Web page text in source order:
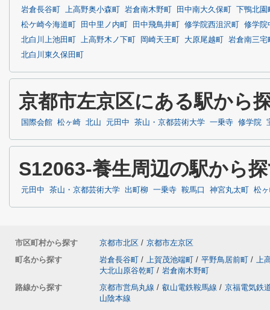
岩倉長谷町 上高野奥小森町 岩倉南木野町 田中南大久保町
下鴨北園
松ケ崎今海道町
田中里ノ内町 田中飛鳥井町 修学院西沮沢町
修学院
北白川上池田町
上高野木ノ下町 岡崎天王町 大原尾越町
岩倉南三宅
北白川東久保田町
京都市左京区にある駅から
国際会館 松ヶ崎 北山 元田中 茶山・京都芸術大学 一乗寺 修学院
S12063-養生周辺の駅から
元田中 茶山・京都芸術大学 出町柳 一乗寺 鞍馬口 神宮丸太町 松
市区町村から探す 京都市北区 / 京都市左京区
町名から探す
岩倉長谷町 / 上賀茂池端町 / 平野鳥居前町 / 上
大北山原谷乾町 / 岩倉南木野町
路線から探す
京都市営烏丸線 / 叡山電鉄鞍馬線 / 京福電気鉄
山陰本線